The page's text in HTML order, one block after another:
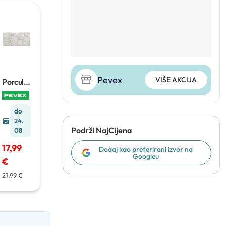
Porcula
nske
pločice
Sassi
1,25 m²
do
24.
08
17,99
€
21,99 €
Pevex VIŠE AKCIJA
Podrži NajCijena
Dodaj kao preferirani izvor na
Googleu